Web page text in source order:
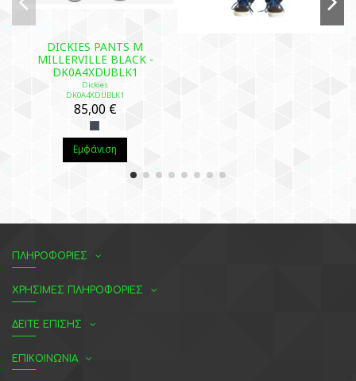
DICKIES PANTS M
MILLERVILLE BLACK -
DK0A4XDUBLK1
Dickies
DK0A4XDUBLK1
85,00 €
Εμφάνιση
ΠΛΗΡΟΦΟΡΙΕΣ
ΧΡΗΣΙΜΕΣ ΠΛΗΡΟΦΟΡΙΕΣ
ΔΕΙΤΕ ΕΠΙΣΗΣ
ΕΠΙΚΟΙΝΩΝΙΑ